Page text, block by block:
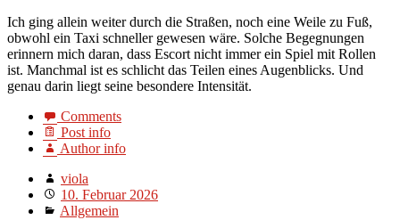
Ich ging allein weiter durch die Straßen, noch eine Weile zu Fuß,
obwohl ein Taxi schneller gewesen wäre. Solche Begegnungen
erinnern mich daran, dass Escort nicht immer ein Spiel mit Rollen
ist. Manchmal ist es schlicht das Teilen eines Augenblicks. Und
genau darin liegt seine besondere Intensität.
Comments
Post info
Author info
viola
10. Februar 2026
Allgemein